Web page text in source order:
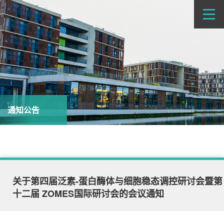
通知公告
关于第四届泛素-蛋白酶体与细胞稳态调控研讨会暨第
十二届 ZOMES国际研讨会的会议通知